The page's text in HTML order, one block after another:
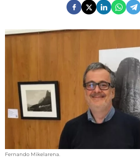
SOCIEDAD
VÍDEOS
CONTACTAR
FIESTAS EN EL ALTO ARAGÓN
FIESTAS DE SAN LORENZO
AGENDA
Fernando Mikelarena.